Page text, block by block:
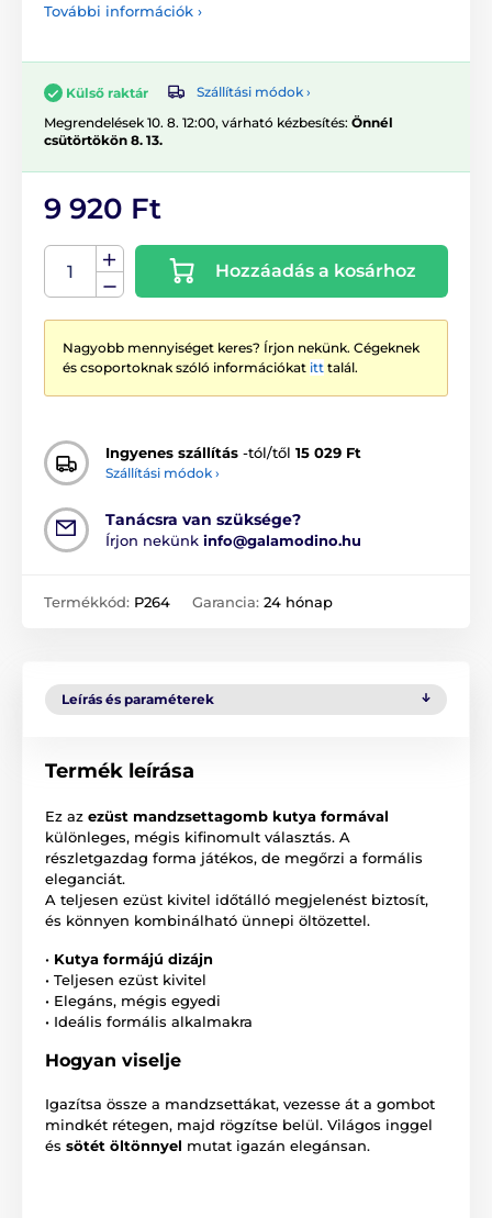
További információk ›
Külső raktár
Szállítási módok ›
Megrendelések 10. 8. 12:00, várható kézbesítés: Önnél
csütörtökön 8. 13.
9 920 Ft
Hozzáadás a kosárhoz
Nagyobb mennyiséget keres? Írjon nekünk. Cégeknek
és csoportoknak szóló információkat itt talál.
Ingyenes szállítás -tól/től 15 029 Ft
Szállítási módok ›
Tanácsra van szüksége?
Írjon nekünk info@galamodino.hu
Termékkód: P264 Garancia: 24 hónap
Leírás és paraméterek
Termék leírása
Ez az ezüst mandzsettagomb kutya formával
különleges, mégis kifinomult választás. A
részletgazdag forma játékos, de megőrzi a formális
eleganciát.
A teljesen ezüst kivitel időtálló megjelenést biztosít,
és könnyen kombinálható ünnepi öltözettel.
• Kutya formájú dizájn
• Teljesen ezüst kivitel
• Elegáns, mégis egyedi
• Ideális formális alkalmakra
Hogyan viselje
Igazítsa össze a mandzsettákat, vezesse át a gombot
mindkét rétegen, majd rögzítse belül. Világos inggel
és sötét öltönnyel mutat igazán elegánsan.